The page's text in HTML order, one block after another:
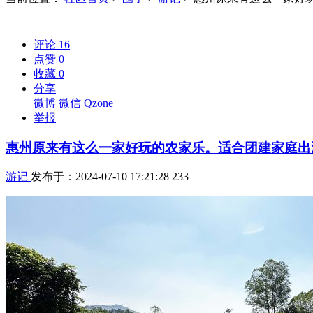
评论 16
点赞 0
收藏 0
分享
微博 微信 Qzone
举报
惠州原来有这么一家好玩的农家乐。适合团建家庭
游记 发布于：2024-07-10 17:21:28 233